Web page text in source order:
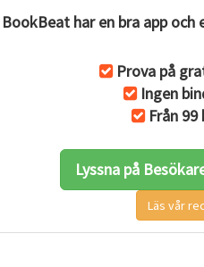
BookBeat har en bra app
Prova på
Ingen
Från
Lyssna på
Läs vår